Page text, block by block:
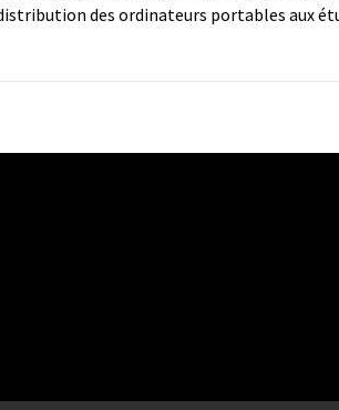
des ordinateurs portables aux